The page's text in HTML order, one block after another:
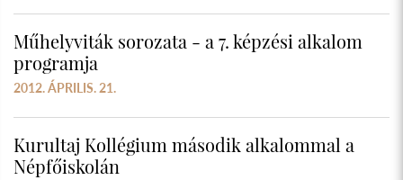
Műhelyviták sorozata - a 7. képzési alkalom
programja
2012. ÁPRILIS. 21.
Kurultaj Kollégium második alkalommal a
Népfőiskolán